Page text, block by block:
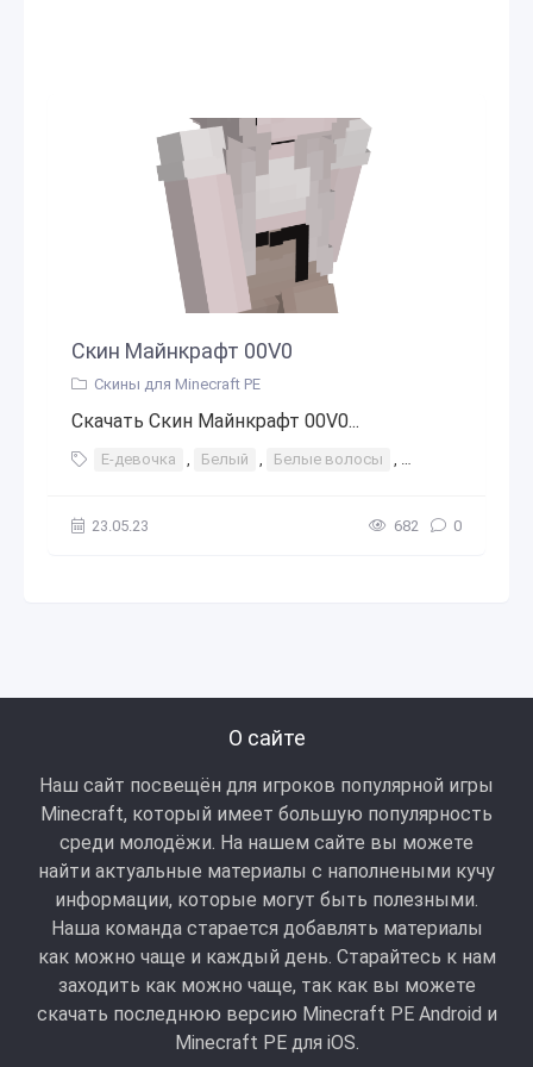
Скин Майнкрафт 00V0
Скины для Minecraft PE
Скачать Скин Майнкрафт 00V0...
Е-девочка , Белый , Белые волосы , Белая рубашка
23.05.23 682 0
О сайте
Наш сайт посвещён для игроков популярной игры
Minecraft, который имеет большую популярность
среди молодёжи. На нашем сайте вы можете
найти актуальные материалы с наполнеными кучу
информации, которые могут быть полезными.
Наша команда старается добавлять материалы
как можно чаще и каждый день. Старайтесь к нам
заходить как можно чаще, так как вы можете
скачать последнюю версию Minecraft PE Android и
Minecraft РЕ для iOS.